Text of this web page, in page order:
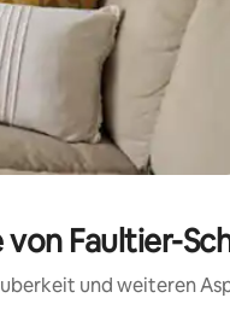
Faultier-
und weiteren